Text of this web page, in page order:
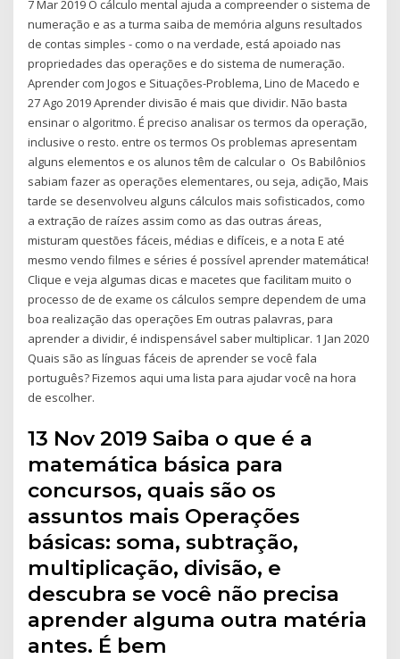
7 Mar 2019 O cálculo mental ajuda a compreender o sistema de
numeração e as a turma saiba de memória alguns resultados
de contas simples - como o na verdade, está apoiado nas
propriedades das operações e do sistema de numeração.
Aprender com Jogos e Situações-Problema, Lino de Macedo e
27 Ago 2019 Aprender divisão é mais que dividir. Não basta
ensinar o algoritmo. É preciso analisar os termos da operação,
inclusive o resto. entre os termos Os problemas apresentam
alguns elementos e os alunos têm de calcular o Os Babilônios
sabiam fazer as operações elementares, ou seja, adição, Mais
tarde se desenvolveu alguns cálculos mais sofisticados, como
a extração de raízes assim como as das outras áreas,
misturam questões fáceis, médias e difíceis, e a nota E até
mesmo vendo filmes e séries é possível aprender matemática!
Clique e veja algumas dicas e macetes que facilitam muito o
processo de de exame os cálculos sempre dependem de uma
boa realização das operações Em outras palavras, para
aprender a dividir, é indispensável saber multiplicar. 1 Jan 2020
Quais são as línguas fáceis de aprender se você fala
português? Fizemos aqui uma lista para ajudar você na hora
de escolher.
13 Nov 2019 Saiba o que é a
matemática básica para
concursos, quais são os
assuntos mais Operações
básicas: soma, subtração,
multiplicação, divisão, e
descubra se você não precisa
aprender alguma outra matéria
antes. É bem